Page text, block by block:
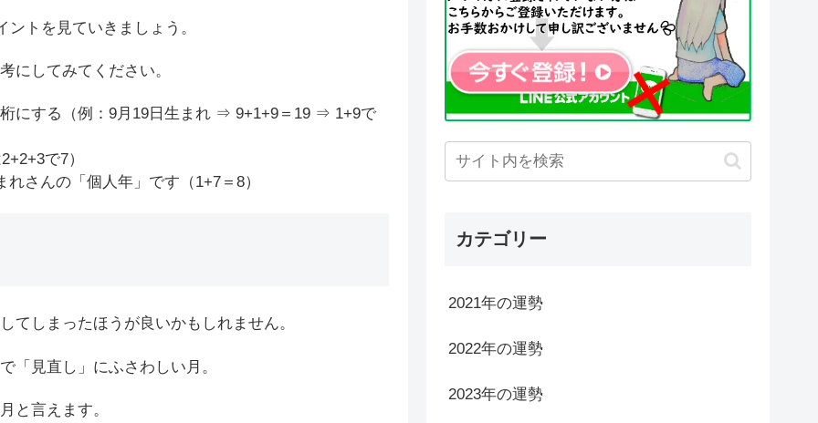
トを見ていきましょう。
にしてみてください。
にする（例：9月19日生まれ ⇒ 9+1+9＝19 ⇒ 1+9で
で7）
さんの「個人年」です（1+7＝8）
てしまったほうが良いかもしれません。
「見直し」にふさわしい月。
と言えます。
カテゴリー
2021年の運勢
2022年の運勢
2023年の運勢